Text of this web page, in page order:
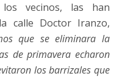
vecinos, las han
calle Doctor Iranzo,
que se eliminara la
de primavera echaron
los barrizales que